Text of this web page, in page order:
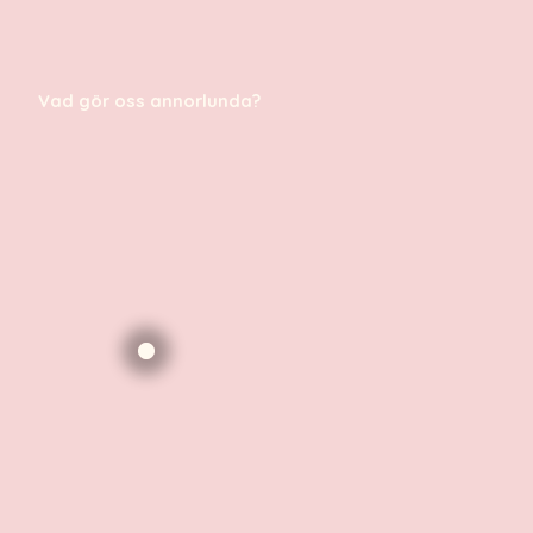
Vad gör oss annorlunda?